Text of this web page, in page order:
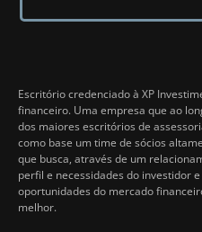
Escritório credenciado à XP
financeiro. Uma empresa que ao
dos maiores escritórios de
como base um time de sócios
que busca, através de um
perfil e necessidades do investidor
oportunidades do mercado
melhor.